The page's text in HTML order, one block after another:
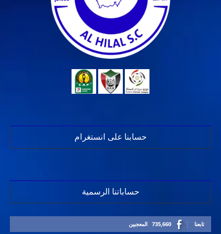
حسابنا على انستغرام
حساباتنا الرسمية
735,660 المعجبين تابعنا